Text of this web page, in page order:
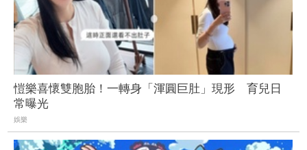
愷樂喜懷雙胞胎！一轉身「渾圓巨肚」現形 育兒日
常曝光
娛樂